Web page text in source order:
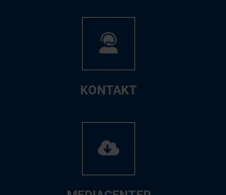
KON­TAKT